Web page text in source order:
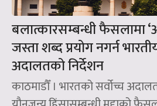
बलात्कारसम्बन्धी फैसलामा
जस्ता शब्द प्रयोग नगर्न
अदालतको निर्देशन
काठमाडौँ । भारतको सर्वोच्च